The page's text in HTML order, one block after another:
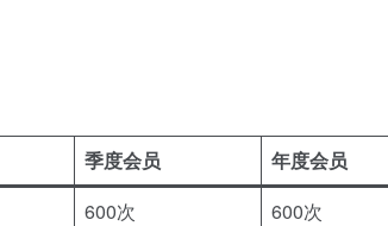
季度会员
年度会员
600次
600次